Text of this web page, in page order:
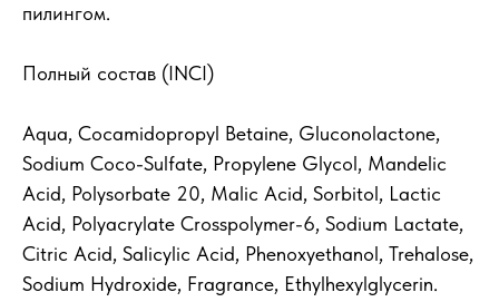
пилингом.
Полный состав (INCI)
Aqua, Cocamidopropyl Betaine, Gluconolactone,
Sodium Coco-Sulfate, Propylene Glycol, Mandelic
Acid, Polysorbate 20, Malic Acid, Sorbitol, Lactic
Acid, Polyacrylate Crosspolymer-6, Sodium Lactate,
Citric Acid, Salicylic Acid, Phenoxyethanol, Trehalose,
Sodium Hydroxide, Fragrance, Ethylhexylglycerin.